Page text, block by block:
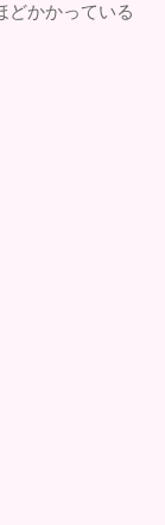
どかかっている